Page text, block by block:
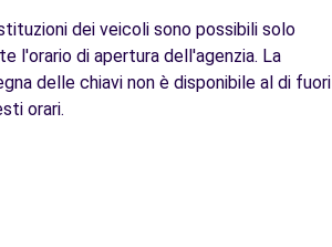
dei veicoli sono possibili solo
l'orario di apertura dell'agenzia. La
delle chiavi non è disponibile al di fuori
orari.